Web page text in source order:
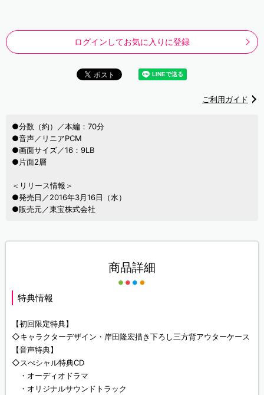
ログインしてお気に入りに登録
ご利用ガイド
●分数（約）／本編：70分
●音声／リニアPCM
●画面サイズ／16：9LB
●片面2層
＜リリース情報＞
●発売日／2016年3月16日（水）
●販売元／東宝株式会社
商品詳細
特典情報
【初回限定特典】
◇キャラクターデザイン・岸田隆宏描き下ろし三方背アウターケース
【音声特典】
◇スぺシャル特典CD
・オーディオドラマ
・オリジナルサウンドトラック